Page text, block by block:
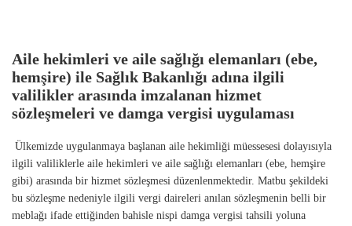
Aile hekimleri ve aile sağlığı elemanları (ebe,
hemşire) ile Sağlık Bakanlığı adına ilgili
valilikler arasında imzalanan hizmet
sözleşmeleri ve damga vergisi uygulaması
Ülkemizde uygulanmaya başlanan aile hekimliği müessesesi dolayısıyla
ilgili valiliklerle aile hekimleri ve aile sağlığı elemanları (ebe, hemşire
gibi) arasında bir hizmet sözleşmesi düzenlenmektedir. Matbu şekildeki
bu sözleşme nedeniyle ilgili vergi daireleri anılan sözleşmenin belli bir
meblağı ifade ettiğinden bahisle nispi damga vergisi tahsili yoluna